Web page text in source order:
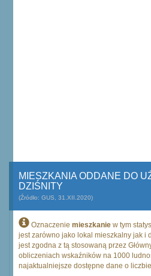
MIESZKANIA ODDANE DO
DZIŚNITY
(Źródło: GUS, 31.XII.2020)
Oznaczenie mieszkanie w tym
jest zarówno jako lokal mieszkalny jak i
jest zgodna z tą stosowaną przez
obliczeniach wskaźników na 1000
najaktualniejsze dostępne dane o